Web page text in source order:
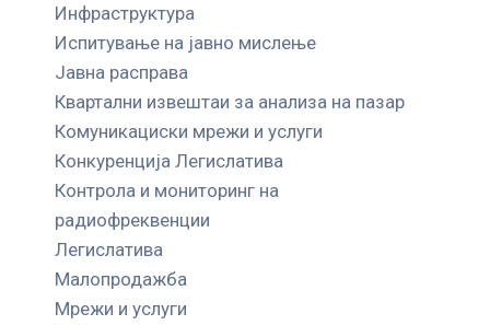
Инфраструктура
Испитување на јавно мислење
Јавна расправа
Квартални извештаи за анализа на пазар
Комуникациски мрежи и услуги
Конкуренција Легислатива
Контрола и мониторинг на
радиофреквенции
Легислатива
Малопродажба
Мрежи и услуги